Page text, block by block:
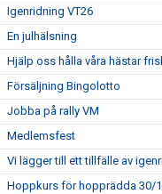
Igenridning VT26
En julhälsning
Hjälp oss hålla våra hästar
Försäljning Bingolotto
Jobba på rally VM
Medlemsfest
Vi lägger till ett tillfälle av
Hoppkurs för hopprädda 30/